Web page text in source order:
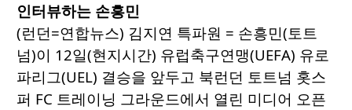
인터뷰하는 손흥민
(런던=연합뉴스) 김지연 특파원 = 손흥민(토트
넘)이 12일(현지시간) 유럽축구연맹(UEFA) 유로
파리그(UEL) 결승을 앞두고 북런던 토트넘 홋스
퍼 FC 트레이닝 그라운드에서 열린 미디어 오픈